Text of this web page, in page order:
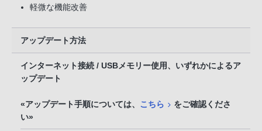
軽微な機能改善
アップデート方法
インターネット接続 / USBメモリー使用、いずれかによるア
ップデート
«アップデート手順については、 こちら
をご確認くださ
い»